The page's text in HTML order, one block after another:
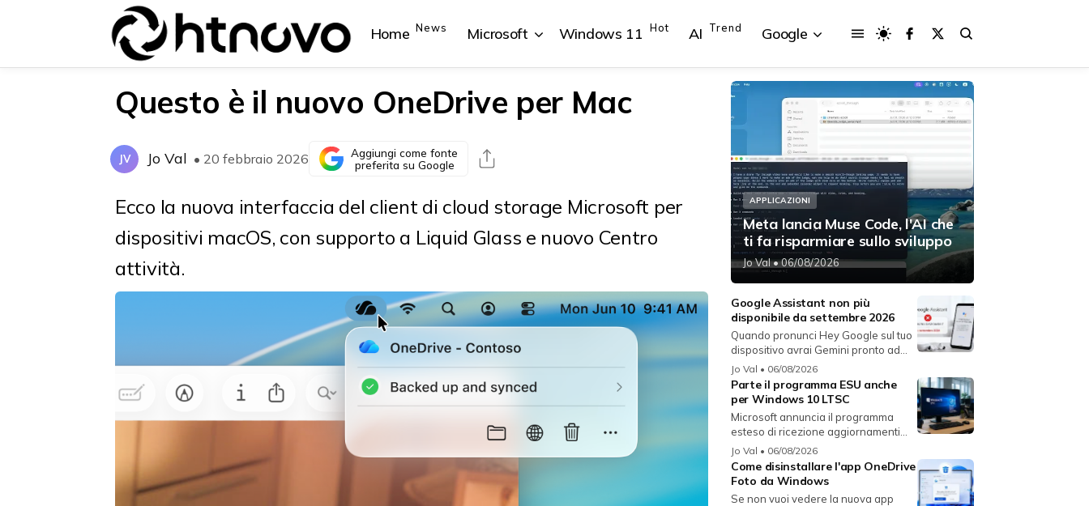
Home News Microsoft
{{POSTS[0].LABEL}} {{POSTS[1].LABEL}} {{POSTS[3].LABEL}}
{{posts[3].title}}
Windows 11 Hot AI Trend Google
{{POSTS[0].LABEL}} {{POSTS[1].LABEL}} {{POSTS[3].LABEL}}
{{posts[3].title}}
Questo è il nuovo OneDrive per Mac
JV Jo Val • 20 febbraio 2026
Aggiungi come fonte
preferita su Google
Ecco la nuova interfaccia del client di cloud storage Microsoft per
dispositivi macOS, con supporto a Liquid Glass e nuovo Centro
attività.
APPLICAZIONI
Meta lancia Muse Code, l'AI che
ti fa risparmiare sullo sviluppo
Jo Val• 06/08/2026
Google Assistant non più
disponibile da settembre 2026
Quando pronunci Hey Google sul tuo
dispositivo avrai Gemini pronto ad...
Jo Val • 06/08/2026
Parte il programma ESU anche
per Windows 10 LTSC
Microsoft annuncia il programma
esteso di ricezione aggiornamenti
per...
Jo Val • 06/08/2026
Come disinstallare l'app OneDrive
Foto da Windows
Se non vuoi vedere la nuova app